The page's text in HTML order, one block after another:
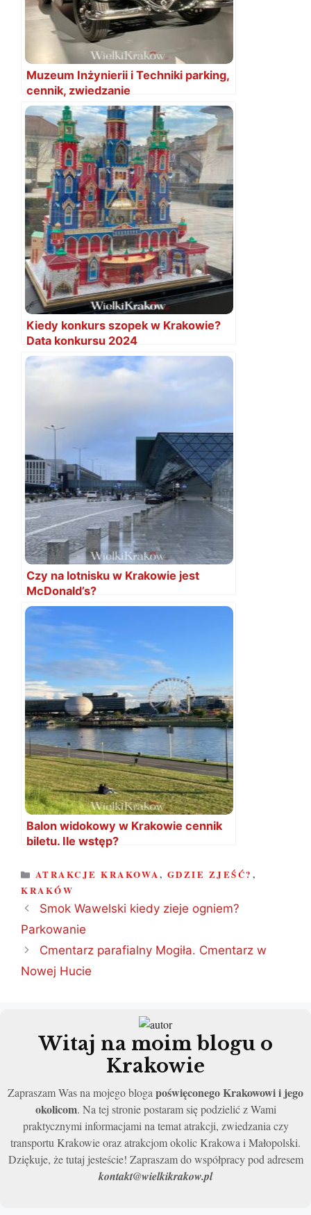
Muzeum Inżynierii i Techniki parking,
cennik, zwiedzanie
Kiedy konkurs szopek w Krakowie?
Data konkursu 2024
Czy na lotnisku w Krakowie jest
McDonald’s?
Balon widokowy w Krakowie cennik
biletu. Ile wstęp?
KATEGORIE
ATRAKCJE KRAKOWA, GDZIE ZJEŚĆ? ,
KRAKÓW
Smok Wawelski kiedy zieje ogniem?
Parkowanie
Cmentarz parafialny Mogiła. Cmentarz w
Nowej Hucie
Witaj na moim blogu o
Krakowie
Zapraszam Was na mojego blogapoświęconego Krakowowi i jego
okolicom. Na tej stronie postaram się podzielić z Wami
praktycznymi informacjami na temat atrakcji, zwiedzania czy
transportu Krakowie oraz atrakcjom okolic Krakowa i Małopolski.
Dziękuje, że tutaj jesteście! Zapraszam do współpracy pod adresem
kontakt@wielkikrakow.pl